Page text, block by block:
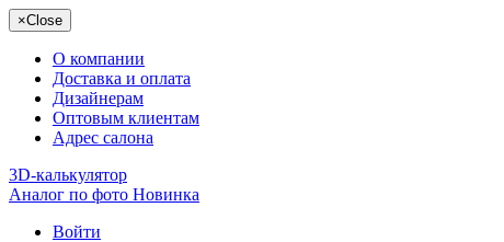
×Close
О компании
Доставка и оплата
Дизайнерам
Оптовым клиентам
Адрес салона
3D-калькулятор
Аналог по фото Новинка
Войти